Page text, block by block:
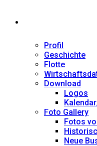
Profil
Geschichte
Flotte
Download
Logos
Foto Gallery
Fotos
Neue